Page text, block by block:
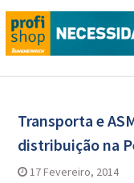
Artigos
Transporta e
distribuição na
17 Fevereiro, 2014